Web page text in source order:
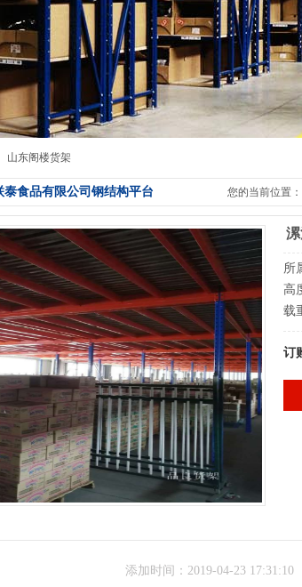
山东阁楼货架
泰食品有限公司钢结构平台 您的当前位置：
所
高
载
订
添加时间：2019-04-23